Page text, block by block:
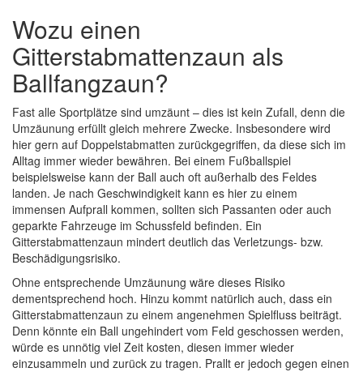
Wozu einen
Gitterstabmattenzaun als
Ballfangzaun?
Fast alle Sportplätze sind umzäunt – dies ist kein Zufall, denn die
Umzäunung erfüllt gleich mehrere Zwecke. Insbesondere wird
hier gern auf Doppelstabmatten zurückgegriffen, da diese sich im
Alltag immer wieder bewähren. Bei einem Fußballspiel
beispielsweise kann der Ball auch oft außerhalb des Feldes
landen. Je nach Geschwindigkeit kann es hier zu einem
immensen Aufprall kommen, sollten sich Passanten oder auch
geparkte Fahrzeuge im Schussfeld befinden. Ein
Gitterstabmattenzaun mindert deutlich das Verletzungs- bzw.
Beschädigungsrisiko.
Ohne entsprechende Umzäunung wäre dieses Risiko
dementsprechend hoch. Hinzu kommt natürlich auch, dass ein
Gitterstabmattenzaun zu einem angenehmen Spielfluss beiträgt.
Denn könnte ein Ball ungehindert vom Feld geschossen werden,
würde es unnötig viel Zeit kosten, diesen immer wieder
einzusammeln und zurück zu tragen. Prallt er jedoch gegen einen